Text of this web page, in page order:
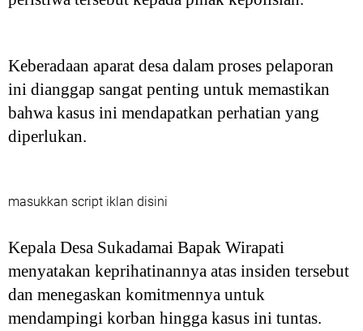
Keberadaan aparat desa dalam proses pelaporan
ini dianggap sangat penting untuk memastikan
bahwa kasus ini mendapatkan perhatian yang
diperlukan.
masukkan script iklan disini
Kepala Desa Sukadamai Bapak Wirapati
menyatakan keprihatinannya atas insiden tersebut
dan menegaskan komitmennya untuk
mendampingi korban hingga kasus ini tuntas.